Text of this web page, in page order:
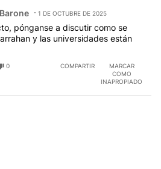
1 DE OCTUBRE DE 2025
pónganse a discutir como se
y las universidades están
0 COMPARTIR
MARCAR
COMO
INAPROPIADO